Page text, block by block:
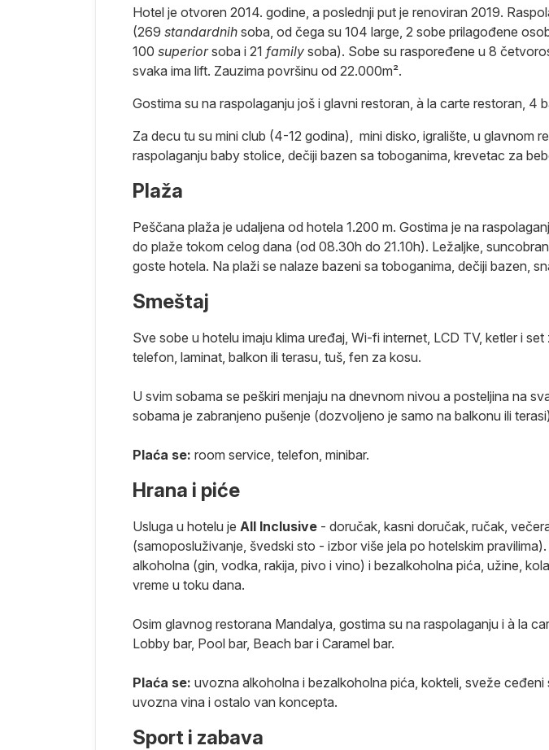
Hotel je otvoren 2014. godine, a poslednji put je renoviran 2019.
(269 standardnih soba, od čega su 104 large, 2 sobe prilagođene
100 superiorsoba i 21 family soba). Sobe su raspoređene u 8
svaka ima lift. Zauzima površinu od 22.000m².
Gostima su na raspolaganju još i glavni restoran, à la carte restoran, 4
Za decu tu su mini club (4-12 godina), mini disko, igralište, u glavnom
raspolaganju baby stolice, dečiji bazen sa toboganima, krevetac za
Plaža
Peščana plaža je udaljena od hotela 1.200 m. Gostima je na
do plaže tokom celog dana (od 08.30h do 21.10h). Ležaljke,
goste hotela. Na plaži se nalaze bazeni sa toboganima, dečiji bazen,
Smeštaj
Sve sobe u hotelu imaju klima uređaj, Wi-fi internet, LCD TV, ketler i set
telefon, laminat, balkon ili terasu, tuš, fen za kosu.
U svim sobama se peškiri menjaju na dnevnom nivou a posteljina na
sobama je zabranjeno pušenje (dozvoljeno je samo na balkonu ili
Plaća se: room service, telefon, minibar.
Hrana i piće
Usluga u hotelu je All Inclusive - doručak, kasni doručak, ručak,
(samoposluživanje, švedski sto - izbor više jela po hotelskim
alkoholna (gin, vodka, rakija, pivo i vino) i bezalkoholna pića, užine,
vreme u toku dana.
Osim glavnog restorana Mandalya, gostima su na raspolaganju i à la
Lobby bar, Pool bar, Beach bar i Caramel bar.
Plaća se: uvozna alkoholna i bezalkoholna pića, kokteli, sveže ceđeni
uvozna vina i ostalo van koncepta.
Sport i zabava